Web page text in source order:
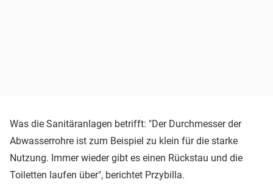
Was die Sanitäranlagen betrifft: "Der Durchmesser der
Abwasserrohre ist zum Beispiel zu klein für die starke
Nutzung. Immer wieder gibt es einen Rückstau und die
Toiletten laufen über", berichtet Przybilla.